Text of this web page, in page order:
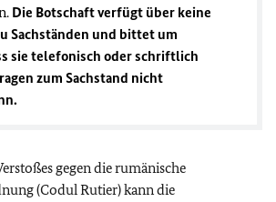
Die Botschaft verfügt über keine
Sachständen und bittet um
sie telefonisch oder schriftlich
zum Sachstand nicht
gegen die rumänische
(Codul Rutier) kann die